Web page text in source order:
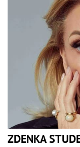
ZDENKA